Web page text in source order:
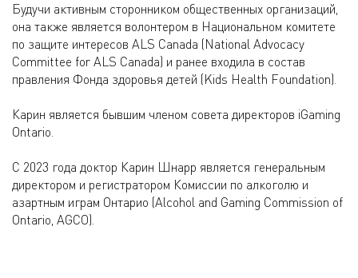
Будучи активным сторонником общественных организаций,
она также является волонтером в Национальном комитете
по защите интересов ALS Canada (National Advocacy
Committee for ALS Canada) и ранее входила в состав
правления Фонда здоровья детей (Kids Health Foundation).
Карин является бывшим членом совета директоров iGaming
Ontario.
С 2023 года доктор Карин Шнарр является генеральным
директором и регистратором Комиссии по алкоголю и
азартным играм Онтарио (Alcohol and Gaming Commission of
Ontario, AGCO).